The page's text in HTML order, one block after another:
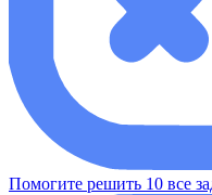
Помогите решить 10 все